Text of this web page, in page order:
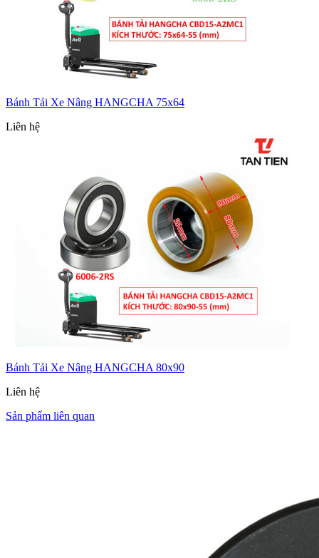
Bánh Tải Xe Nâng HANGCHA 75x64
Liên hệ
Bánh Tải Xe Nâng HANGCHA 80x90
Liên hệ
Sản phẩm liên quan